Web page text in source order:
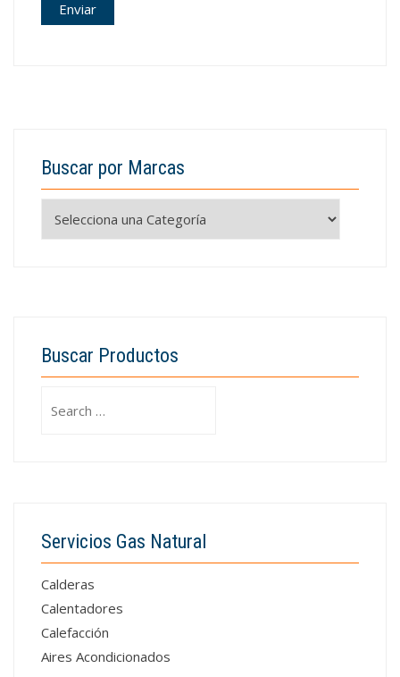
Buscar por Marcas
Buscar Productos
for:
Servicios Gas Natural
Calderas
Calentadores
Calefacción
Aires Acondicionados